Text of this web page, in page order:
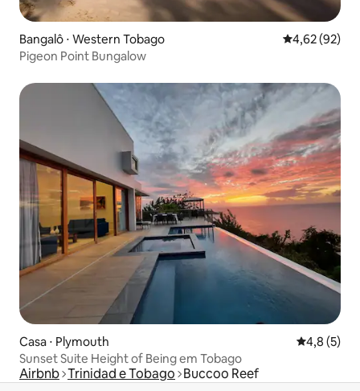
Bangalô ⋅ Western Tobago 4,62 de uma
4,62 (92)
Pigeon Point Bungalow
Casa ⋅ Plymouth 4,8 de
4,8 (5)
Sunset Suite Height of Being em Tobago
Airbnb Trinidad e Tobago Buccoo Reef